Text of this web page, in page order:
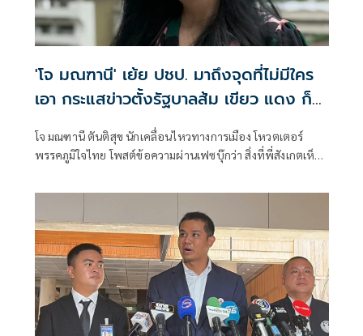
'โจ มณฑานี' เย้ย ปชป. มาถึงจุดที่ไม่มีใคร
เอา กระแสข่าวตั้งรัฐบาลส้ม เขียว แดง ก็
โจ มณฑานี ตันติสุข นักเคลื่อนไหวทางการเมือง โหวตเตอร์
พรรคภูมิใจไทย โพสต์ข้อความผ่านเฟซบุ๊กว่า สิ่งที่พี่สังเกตเห็น
ที่เป็นพรรคที่ทุกฝั่งลืมได้ไงเนี้ย